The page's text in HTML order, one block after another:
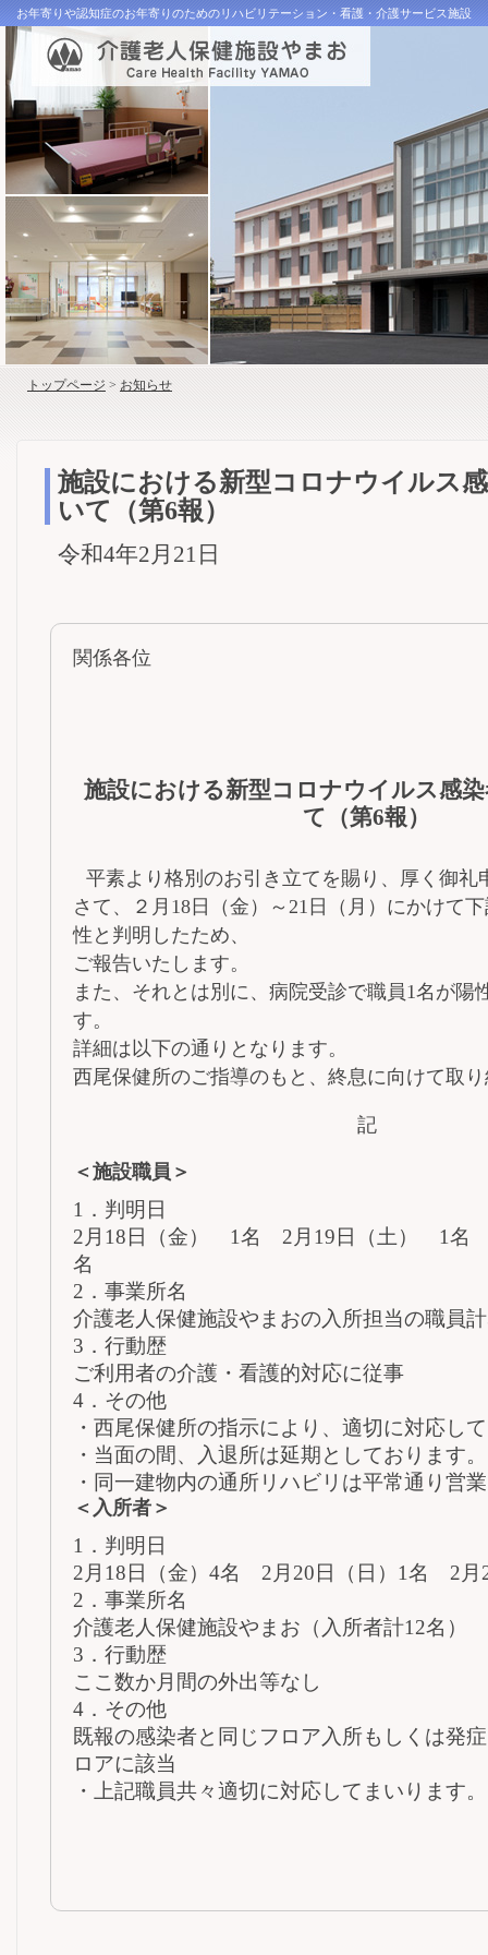
お年寄りや認知症のお年寄りのためのリハビリテーション・看護・介護サービス施設
トップページ > お知らせ
施設における新型コロナウイルス
いて（第6報）
令和4年2月21日
関係各位
施設における新型コロナウイルス感
て（第6報）
平素より格別のお引き立てを賜り、厚く御礼
さて、２月18日（金）～21日（月）にかけて
性と判明したため、
ご報告いたします。
また、それとは別に、病院受診で職員1名が陽
す。
詳細は以下の通りとなります。
西尾保健所のご指導のもと、終息に向けて取
記
＜施設職員＞
1．判明日
2月18日（金） 1名 2月19日（土） 1名
名
2．事業所名
介護老人保健施設やまおの入所担当の職員
3．行動歴
ご利用者の介護・看護的対応に従事
4．その他
・西尾保健所の指示により、適切に対応し
・当面の間、入退所は延期としております。
・同一建物内の通所リハビリは平常通り営
＜入所者＞
1．判明日
2月18日（金）4名 2月20日（日）1名 2月
2．事業所名
介護老人保健施設やまお（入所者計12名）
3．行動歴
ここ数か月間の外出等なし
4．その他
既報の感染者と同じフロア入所もしくは発
ロアに該当
・上記職員共々適切に対応してまいります。